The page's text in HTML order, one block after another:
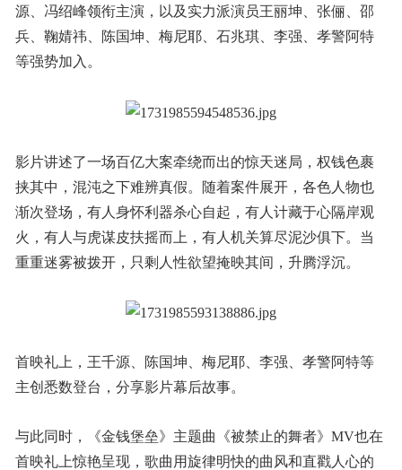
源、冯绍峰领衔主演，以及实力派演员王丽坤、张俪、邵
兵、鞠婧祎、陈国坤、梅尼耶、石兆琪、李强、孝警阿特
等强势加入。
影片讲述了一场百亿大案牵绕而出的惊天迷局，权钱色裹
挟其中，混沌之下难辨真假。随着案件展开，各色人物也
渐次登场，有人身怀利器杀心自起，有人计藏于心隔岸观
火，有人与虎谋皮扶摇而上，有人机关算尽泥沙俱下。当
重重迷雾被拨开，只剩人性欲望掩映其间，升腾浮沉。
首映礼上，王千源、陈国坤、梅尼耶、李强、孝警阿特等
主创悉数登台，分享影片幕后故事。
与此同时，《金钱堡垒》主题曲《被禁止的舞者》MV也在
首映礼上惊艳呈现，歌曲用旋律明快的曲风和直戳人心的